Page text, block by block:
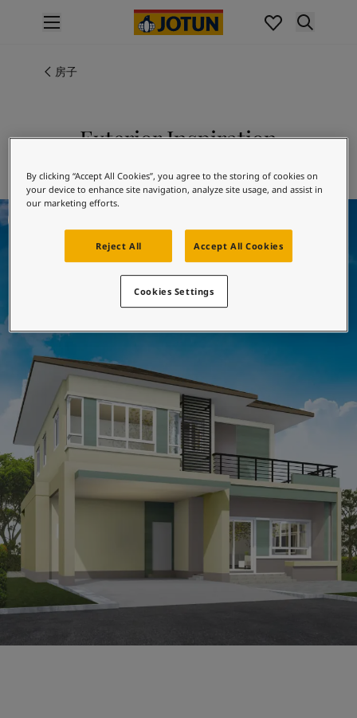
室内涂刷
全系列室外产品
室内色彩
探索佐敦室内色彩
室外色彩
探索佐敦室外色彩
室外灵感
Find a Jotun dealer 找寻门店
搜索技术文档
Join 加盟佐敦涂料
Service 欣享饰成刷新
Contact us 联系佐敦
佐敦2026年全球流行色-Soulful Spaces 栖迟
房子
Exterior Inspiration
Exterior Inspiration
By clicking “Accept All Cookies”, you agree to the storing of cookies on
your device to enhance site navigation, analyze site usage, and assist in
our marketing efforts.
Reject All Accept All Cookies
Cookies Settings